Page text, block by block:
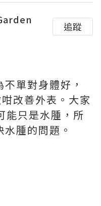
追蹤
單對身體好，
改善外表。大家
只是水腫，所
腫的問題。